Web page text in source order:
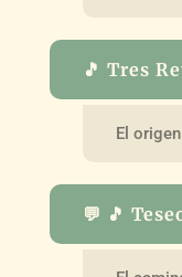
🎵 Tres
El
💬 🎵